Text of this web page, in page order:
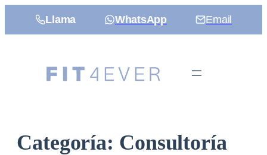
Llama WhatsApp Email
Categoría: Consultoría